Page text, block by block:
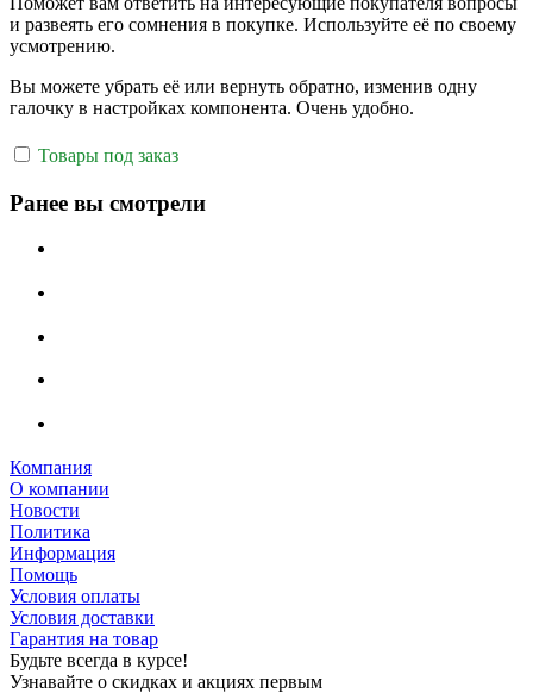
и развеять его сомнения в покупке. Используйте её по своему
усмотрению.
Вы можете убрать её или вернуть обратно, изменив одну
галочку в настройках компонента. Очень удобно.
Товары под заказ
Ранее вы смотрели
Компания
О компании
Новости
Политика
Информация
Помощь
Условия оплаты
Условия доставки
Гарантия на товар
Будьте всегда в курсе!
Узнавайте о скидках и акциях первым